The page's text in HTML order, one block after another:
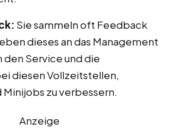
Sie sammeln oft Feedback
dieses an das Management
den Service und die
diesen Vollzeitstellen,
zu verbessern.
Anzeige